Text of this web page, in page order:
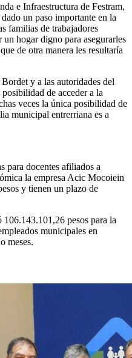
e Infraestructura de Festram,
un paso importante en la
familias de trabajadores
hogar digno para asegurarles
de otra manera les resultaría
y a las autoridades del
de acceder a la
veces la única posibilidad de
municipal entrerriana es a
para docentes afiliados a
la empresa Acic Mocoiein
y tienen un plazo de
pesos para la
municipales en
meses.